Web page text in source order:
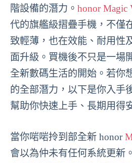
階設備的潛力。 honor Magic
代的旗艦級摺疊手機，不僅
致輕薄，也在效能、耐用性
面升級。買機後不只是一場
全新數碼生活的開始。若你
的全部潛力，以下是你入手
幫助你快速上手、長期用得
當你啱啱拎到部全新 honor
會以為仲未有任何系統更新